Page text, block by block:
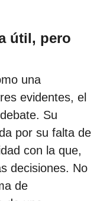
útil, pero
una
evidentes, el
Su
por su falta de
con la que,
decisiones. No
de